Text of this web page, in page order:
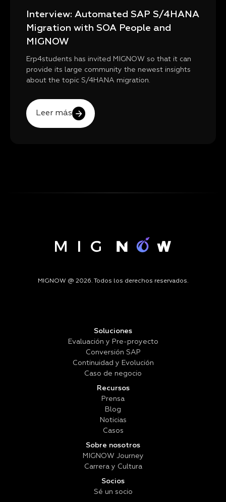
Interview: Automated SAP S/4HANA
Migration with SOA People and
MIGNOW
Erp4students has invited MIGNOW so that it can
provide its large community the newest insights
about the topic S/4HANA migration.
Leer más
MIGNOW @ 2026. Todos los derechos reservados.
Soluciones
Evaluación y Pre-proyecto
Conversión SAP
Continuidad y Evolución
Caso de negocio
Recursos
Prensa
Blog
Noticias
Casos
Sobre nosotros
MIGNOW Journey
Carrera y Cultura
Socios
Sé un socio